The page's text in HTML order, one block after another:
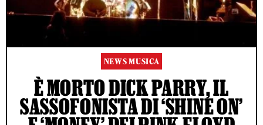
NEWS MUSICA
È MORTO DICK PARRY, IL
SASSOFONISTA DI ‘SHINE ON’